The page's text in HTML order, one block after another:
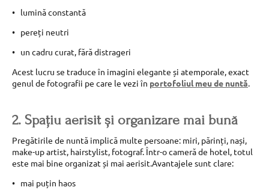
lumină constantă
pereți neutri
un cadru curat, fără distrageri
Acest lucru se traduce în imagini elegante și atemporale, exact
genul de fotografii pe care le vezi în portofoliul meu de nuntă.
2. Spațiu aerisit și organizare mai bună
Pregătirile de nuntă implică multe persoane: miri, părinți, nași,
make-up artist, hairstylist, fotograf. Într-o cameră de hotel, totul
este mai bine organizat și mai aerisit.Avantajele sunt clare:
mai puțin haos